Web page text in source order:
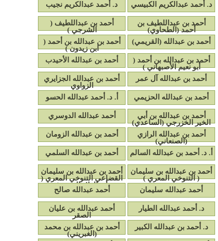
د. أحمد عبدالكريم الكبيسي
د. أحمد عبدالكريم نجيب
أحمد بن عبداللطيف بن
أحمد (الطحاوي)
أحمد بن عبداللطيف (
الشرجي )
أحمد بن عبدالله (القريمي)
أحمد بن عبدالله بن أحمد (
ابن زيدون )
أحمد بن عبدالله بن أحمد (
أبو نعيم الأصبهاني )
أحمد بن عبدالله الأحيدب
أحمد بن عبدالله آل عمر
أحمد بن عبدالله الجزايري
الزواوي
أحمد بن عبدالله الحزيمي
أ. د. أحمد عبدالله الحسو
أحمد بن عبدالله بن أبي
الخير الخزرجي (الساعدي)
أحمد عبدالله الدوسري
أحمد بن عبدالله الرازي
(الصنعاني)
أحمد بن عبدالله الزومان
أ. د. أحمد بن عبدالله السالم أحمد بن عبدالله السلمي
أحمد بن عبدالله بن سليمان
( التنوخي المعري )
أحمد بن عبدالله بن سليمان
القضاعي التنوخي المعري (
أبو العلاء المعري)
أحمد عبدالله سليمان أحمد عبدالله صالح
د. أحمد عبدالله الطيار
أحمد عبدالله بن عليان
الصقر
د. أحمد بن عبدالله الكبير
أحمد بن عبدالله بن محمد
(الغبريني)